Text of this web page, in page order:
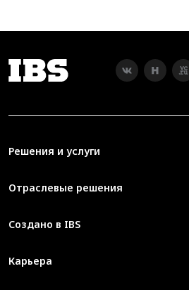
Решения и услуги
Отраслевые решения
Создано в IBS
Карьера